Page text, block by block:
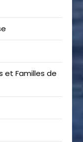
et Familles de